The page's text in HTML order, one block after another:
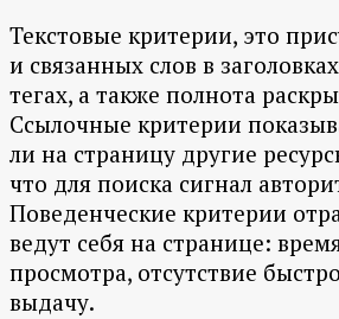
Текстовые критерии, это
и связанных слов в
тегах, а также полнота
Ссылочные критерии
ли на страницу другие
что для поиска сигнал
Поведенческие критерии
ведут себя на странице:
просмотра, отсутствие
выдачу.